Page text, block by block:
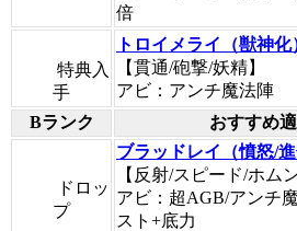
倍
特典入
手
トロイメライ（獣神化
【貫通/砲撃/妖精】
アビ：アンチ魔法陣
Bランク
おすすめ
ドロッ
プ
ブラッドレイ（憤怒/進
【反射/スピード/ホム
アビ：超AGB/アンチ
スト+底力